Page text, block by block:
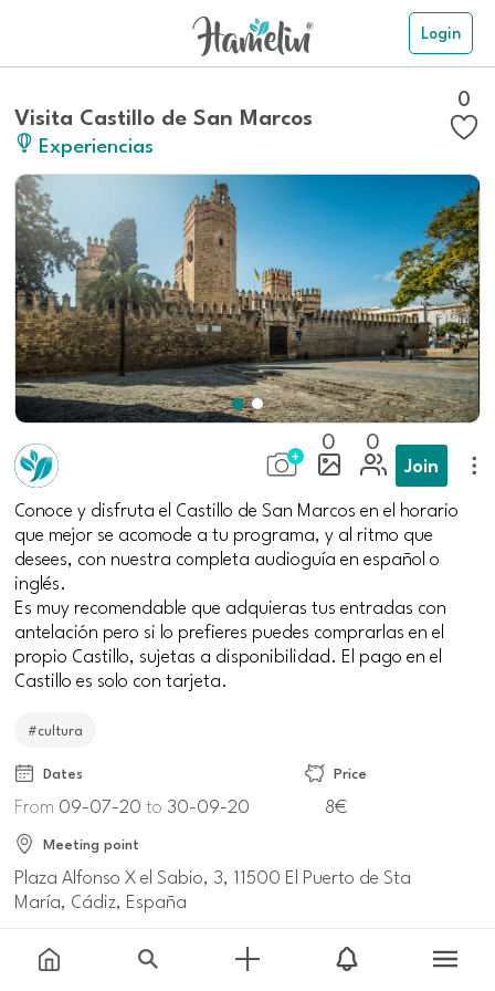
Login
Visita Castillo de San Marcos
Experiencias
0
0 0
Join
Conoce y disfruta el Castillo de San Marcos en el horario
que mejor se acomode a tu programa, y al ritmo que
desees, con nuestra completa audioguía en español o
inglés.
Es muy recomendable que adquieras tus entradas con
antelación pero si lo prefieres puedes comprarlas en el
propio Castillo, sujetas a disponibilidad. El pago en el
Castillo es solo con tarjeta.
#cultura
Dates
From 09-07-20to 30-09-20
Price
8€
Meeting point
Plaza Alfonso X el Sabio, 3, 11500 El Puerto de Sta
María, Cádiz, España
Information and reservations